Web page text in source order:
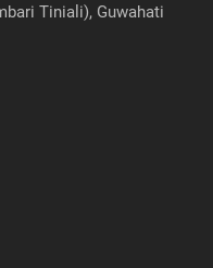
Tiniali), Guwahati